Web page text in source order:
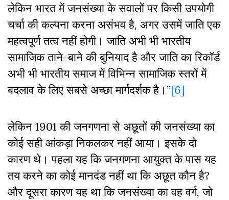
लेकिन भारत में जनसंख्या के सवालों पर किसी उपयोगी
चर्चा की कल्पना करना असंभव है, अगर उसमें जाति एक
महत्वपूर्ण तत्व नहीं होगी। जाति अभी भी भारतीय
सामाजिक ताने-बाने की बुनियाद है और जाति का रिकॉर्ड
अभी भी भारतीय समाज में विभिन्न सामाजिक स्तरों में
बदलाव के लिए सबसे अच्छा मार्गदर्शक है।”[6]
लेकिन 1901 की जनगणना से अछूतों की जनसंख्या का
कोई सही आंकड़ा निकलकर नहीं आया। इसके दो
कारण थे। पहला यह कि जनगणना आयुक्त के पास यह
तय करने का कोई मानदंड नहीं था कि अछूत कौन है?
और दूसरा कारण यह था कि जनसंख्या का वह वर्ग, जो